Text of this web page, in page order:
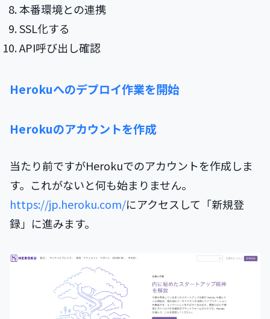
本番環境との連携
SSL化する
API呼び出し確認
Herokuへのデプロイ作業を開始
Herokuのアカウントを作成
当たり前ですがHerokuでのアカウントを作成しま
す。これがないと何も始まりません。
https://jp.heroku.com/にアクセスして「新規登
録」に進みます。